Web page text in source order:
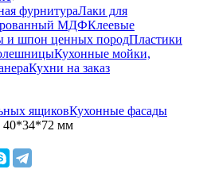
фурнитураЛаки для
МДФКлеевые
и шпон ценных породПластики
Кухонные мойки,
Кухни на заказ
ящиковКухонные фасады
40*34*72 мм